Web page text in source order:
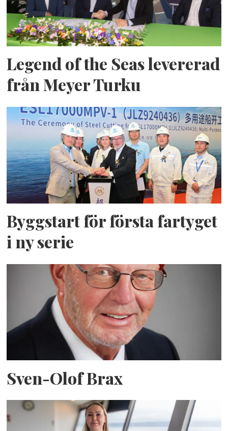
Legend of the Seas levererad
från Meyer Turku
Byggstart för första fartyget
i ny serie
Sven-Olof Brax